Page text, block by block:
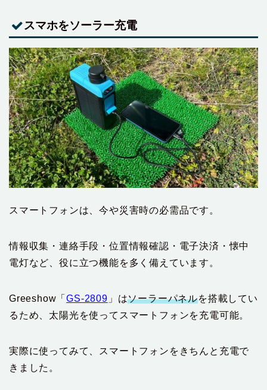
スマホをソーラー充電
スマートフォンは、今や災害時の必需品です。
情報収集・連絡手段・位置情報確認・電子決済・懐中
電灯など、役に立つ機能を多く備えています。
Greeshow「GS-2809 」はソーラーパネルを搭載してい
るため、太陽光を使ってスマートフォンを充電可能。
実際に使ってみて、スマートフォンをきちんと充電で
きました。